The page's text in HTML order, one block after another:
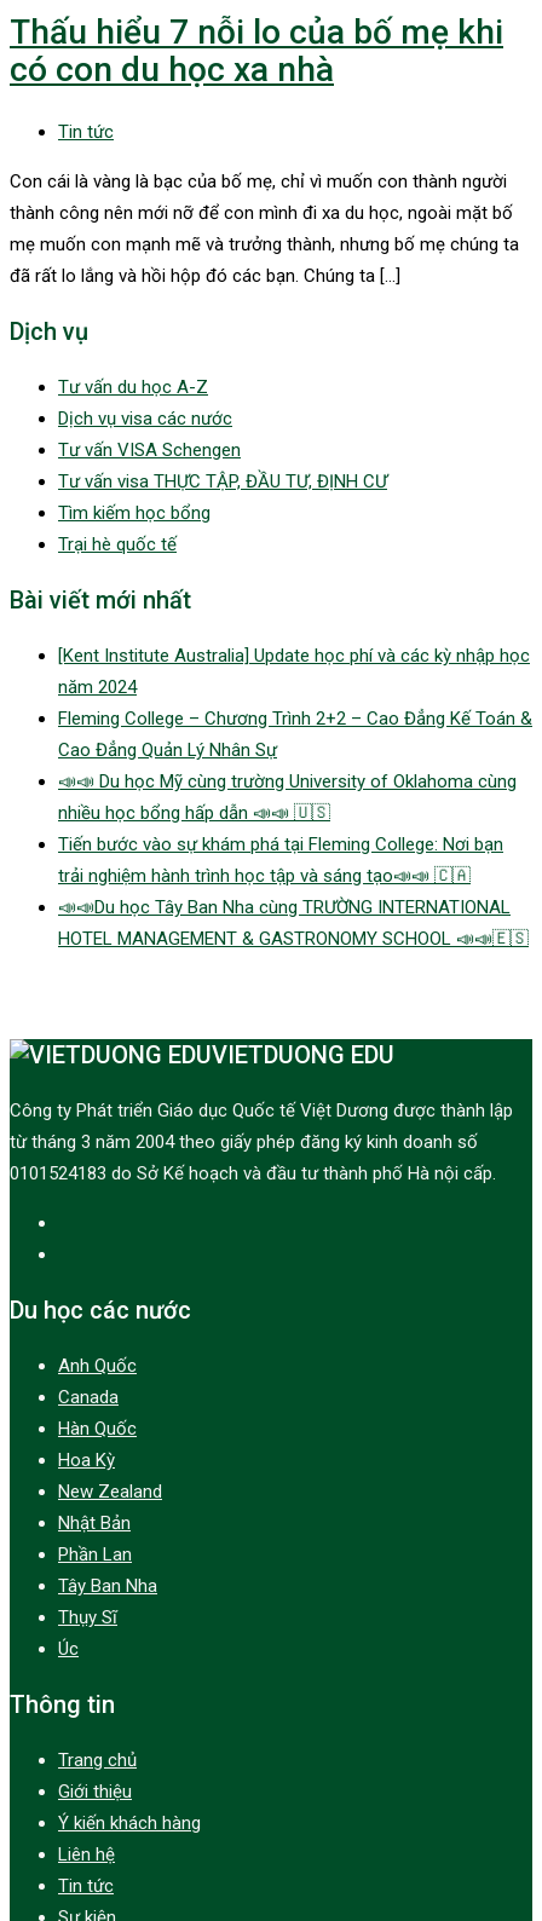
Thấu hiểu 7 nỗi lo của bố mẹ khi
có con du học xa nhà
Tin tức
Con cái là vàng là bạc của bố mẹ, chỉ vì muốn con thành người
thành công nên mới nỡ để con mình đi xa du học, ngoài mặt bố
mẹ muốn con mạnh mẽ và trưởng thành, nhưng bố mẹ chúng ta
đã rất lo lắng và hồi hộp đó các bạn. Chúng ta […]
Dịch vụ
Tư vấn du học A-Z
Dịch vụ visa các nước
Tư vấn VISA Schengen
Tư vấn visa THỰC TẬP, ĐẦU TƯ, ĐỊNH CƯ
Tìm kiếm học bổng
Trại hè quốc tế
Bài viết mới nhất
[Kent Institute Australia] Update học phí và các kỳ nhập học
năm 2024
Fleming College – Chương Trình 2+2 – Cao Đẳng Kế Toán &
Cao Đẳng Quản Lý Nhân Sự
📣📣 Du học Mỹ cùng trường University of Oklahoma cùng
nhiều học bổng hấp dẫn 📣📣 🇺🇸
Tiến bước vào sự khám phá tại Fleming College: Nơi bạn
trải nghiệm hành trình học tập và sáng tạo📣📣 🇨🇦
📣📣Du học Tây Ban Nha cùng TRƯỜNG INTERNATIONAL
HOTEL MANAGEMENT & GASTRONOMY SCHOOL 📣📣🇪🇸
VIETDUONG EDU
Công ty Phát triển Giáo dục Quốc tế Việt Dương được thành lập
từ tháng 3 năm 2004 theo giấy phép đăng ký kinh doanh số
0101524183 do Sở Kế hoạch và đầu tư thành phố Hà nội cấp.
Du học các nước
Anh Quốc
Canada
Hàn Quốc
Hoa Kỳ
New Zealand
Nhật Bản
Phần Lan
Tây Ban Nha
Thụy Sĩ
Úc
Thông tin
Trang chủ
Giới thiệu
Ý kiến khách hàng
Liên hệ
Tin tức